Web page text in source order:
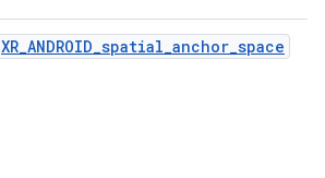
XR_ANDROID_spatial_anchor_space